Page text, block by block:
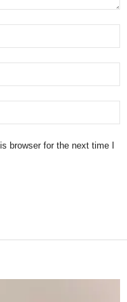
browser for the next time I